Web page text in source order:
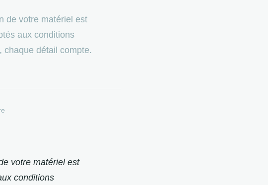
de votre matériel est
aux conditions
chaque détail compte.
votre matériel est
conditions